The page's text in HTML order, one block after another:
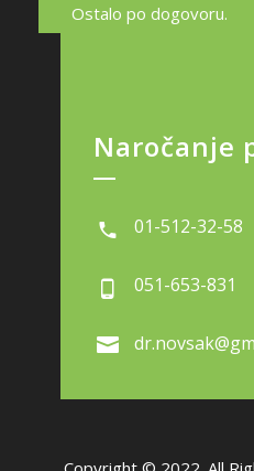
Ostalo po dogovoru.
Naročanje
01-512-32-58
051-653-831